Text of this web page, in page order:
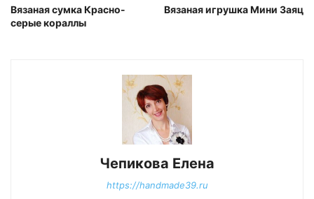
Вязаная сумка Красно-
серые кораллы
Вязаная игрушка Мини Заяц
Чепикова Елена
https://handmade39.ru